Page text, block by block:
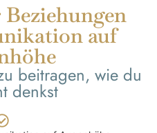
auf
beitragen, wie du
denkst